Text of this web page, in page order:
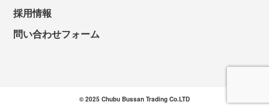
採用情報
問い合わせフォーム
© 2025 Chubu Bussan Trading Co.LTD